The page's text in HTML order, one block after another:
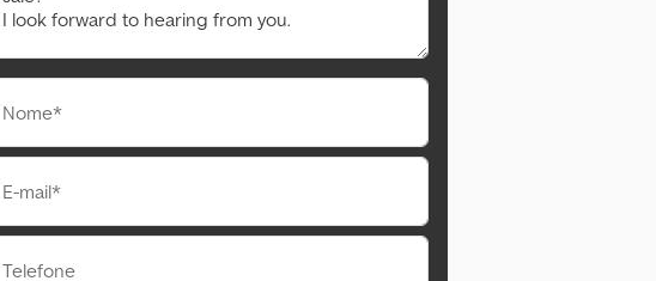
Nome*
E-mail*
Telefone